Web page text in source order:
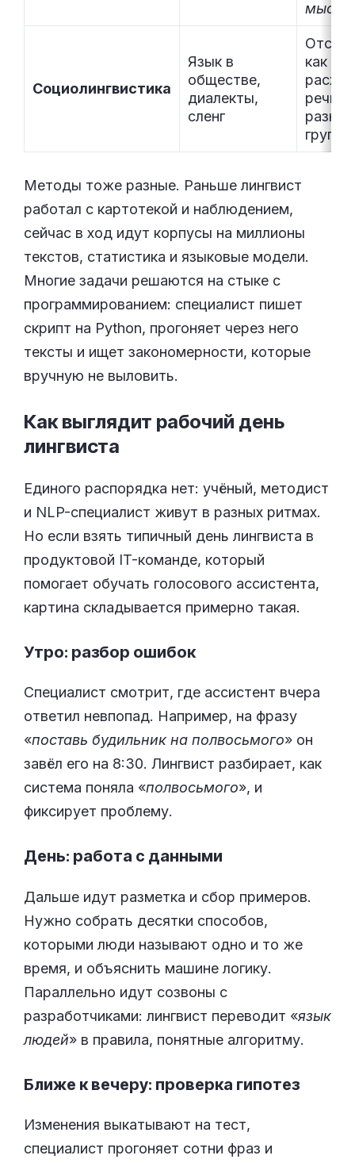
мысль
Социолингвистика
Язык в
обществе,
диалекты,
сленг
как
речь у
разных
групп
Методы тоже разные. Раньше лингвист
работал с картотекой и наблюдением,
сейчас в ход идут корпусы на миллионы
текстов, статистика и языковые модели.
Многие задачи решаются на стыке с
программированием: специалист пишет
скрипт на Python, прогоняет через него
тексты и ищет закономерности, которые
вручную не выловить.
Как выглядит рабочий день
лингвиста
Единого распорядка нет: учёный, методист
и NLP-специалист живут в разных ритмах.
Но если взять типичный день лингвиста в
продуктовой IT-команде, который
помогает обучать голосового ассистента,
картина складывается примерно такая.
Утро: разбор ошибок
Специалист смотрит, где ассистент вчера
ответил невпопад. Например, на фразу
«поставь будильник на полвосьмого» он
завёл его на 8:30. Лингвист разбирает, как
система поняла «полвосьмого», и
фиксирует проблему.
День: работа с данными
Дальше идут разметка и сбор примеров.
Нужно собрать десятки способов,
которыми люди называют одно и то же
время, и объяснить машине логику.
Параллельно идут созвоны с
разработчиками: лингвист переводит «язык
людей» в правила, понятные алгоритму.
Ближе к вечеру: проверка гипотез
Изменения выкатывают на тест,
специалист прогоняет сотни фраз и